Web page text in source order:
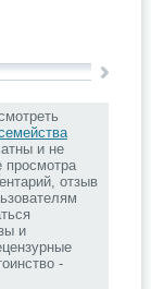
и не
просмотра
отзыв
и
-